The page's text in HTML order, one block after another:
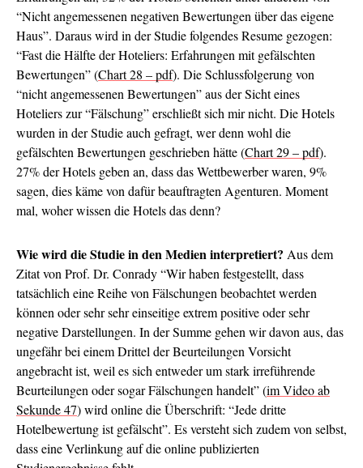
“Nicht angemessenen negativen Bewertungen über das eigene
Haus”. Daraus wird in der Studie folgendes Resume gezogen:
“Fast die Hälfte der Hoteliers: Erfahrungen mit gefälschten
Bewertungen” (Chart 28 – pdf). Die Schlussfolgerung von
“nicht angemessenen Bewertungen” aus der Sicht eines
Hoteliers zur “Fälschung” erschließt sich mir nicht. Die Hotels
wurden in der Studie auch gefragt, wer denn wohl die
gefälschten Bewertungen geschrieben hätte (Chart 29 – pdf).
27% der Hotels geben an, dass das Wettbewerber waren, 9%
sagen, dies käme von dafür beauftragten Agenturen. Moment
mal, woher wissen die Hotels das denn?
Wie wird die Studie in den Medien interpretiert? Aus dem
Zitat von Prof. Dr. Conrady “Wir haben festgestellt, dass
tatsächlich eine Reihe von Fälschungen beobachtet werden
können oder sehr sehr einseitige extrem positive oder sehr
negative Darstellungen. In der Summe gehen wir davon aus, das
ungefähr bei einem Drittel der Beurteilungen Vorsicht
angebracht ist, weil es sich entweder um stark irreführende
Beurteilungen oder sogar Fälschungen handelt” (im Video ab
Sekunde 47) wird online die Überschrift: “Jede dritte
Hotelbewertung ist gefälscht”. Es versteht sich zudem von selbst,
dass eine Verlinkung auf die online publizierten